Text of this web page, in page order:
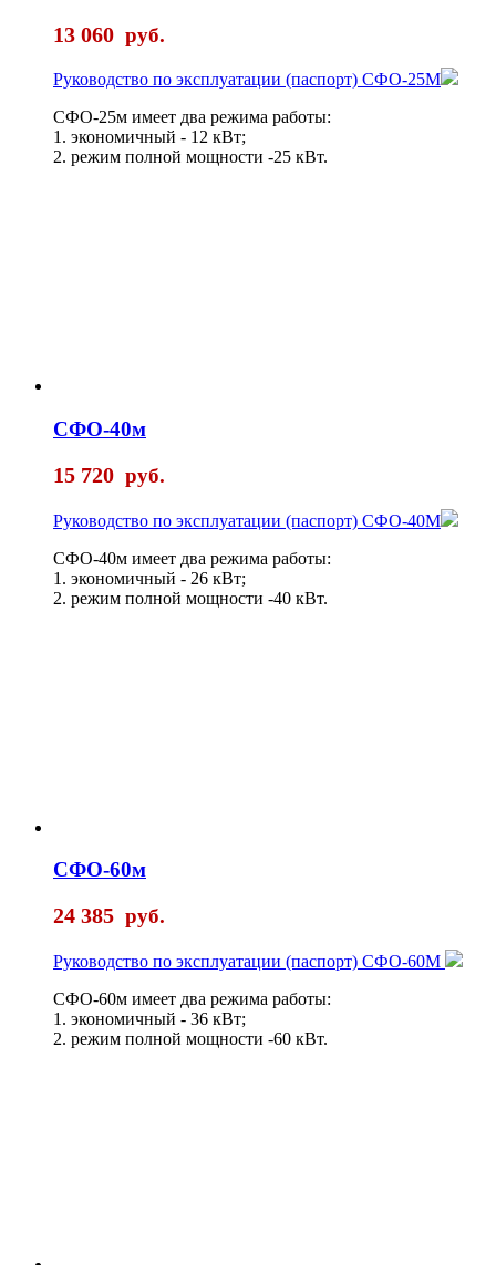
13 060 руб.
Руководство по эксплуатации (паспорт) СФО-25M
СФО-25м имеет два режима работы:
1. экономичный - 12 кВт;
2. режим полной мощности -25 кВт.
СФО-40м
15 720 руб.
Руководство по эксплуатации (паспорт) СФО-40M
СФО-40м имеет два режима работы:
1. экономичный - 26 кВт;
2. режим полной мощности -40 кВт.
СФО-60м
24 385 руб.
Руководство по эксплуатации (паспорт) СФО-60М
СФО-60м имеет два режима работы:
1. экономичный - 36 кВт;
2. режим полной мощности -60 кВт.